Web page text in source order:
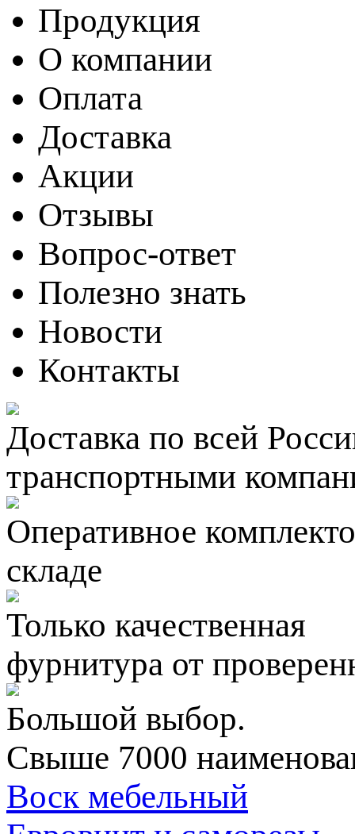
Продукция
О компании
Оплата
Доставка
Акции
Отзывы
Вопрос-ответ
Полезно знать
Новости
Контакты
Доставка по всей
транспортными
Оперативное
складе
Только качественная
фурнитура от
Большой выбор.
Свыше 7000
Воск мебельный